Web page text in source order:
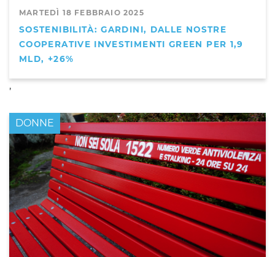
MARTEDÌ 18 FEBBRAIO 2025
SOSTENIBILITÀ: GARDINI, DALLE NOSTRE
COOPERATIVE INVESTIMENTI GREEN PER 1,9
MLD, +26%
,
DONNE